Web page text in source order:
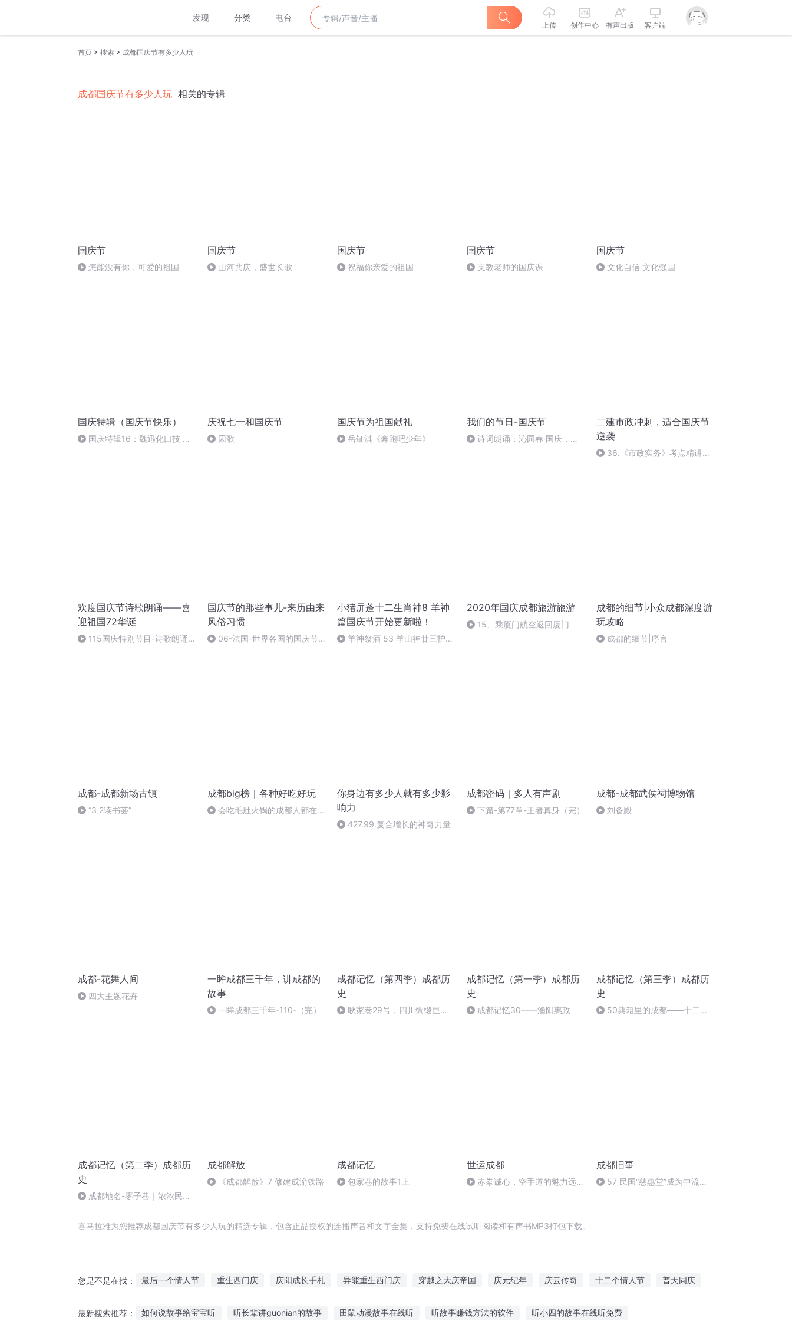
发现 分类 电台
上传 创作中心 有声出版 客户端
首页 > 搜索 > 成都国庆节有多少人玩
成都国庆节有多少人玩 相关的专辑
国庆节
怎能没有你，可爱的祖国
国庆节
山河共庆，盛世长歌
国庆节
祝福你亲爱的祖国
国庆节
支教老师的国庆课
国庆节
文化自信 文化强国
国庆特辑（国庆节快乐）
国庆特辑16：魏迅化口技 二
庆祝七一和国庆节
囚歌
国庆节为祖国献礼
岳钲淇《奔跑吧少年》
我们的节日-国庆节
诗词朗诵：沁园春·国庆，朗
二建市政冲刺，适合国庆节
逆袭
36.《市政实务》考点精讲第
欢度国庆节诗歌朗诵——喜
迎祖国72华诞
115国庆特别节目-诗歌朗诵-
国庆节的那些事儿-来历由来
风俗习惯
06-法国-世界各国的国庆节-
小猪屏蓬十二生肖神8 羊神
篇国庆节开始更新啦！
羊神祭酒 53 羊山神廿三护祭
2020年国庆成都旅游旅游
15、乘厦门航空返回厦门
成都的细节|小众成都深度游
玩攻略
成都的细节|序言
成都-成都新场古镇
“3 2读书荟”
成都big榜｜各种好吃好玩
会吃毛肚火锅的成都人都在往
你身边有多少人就有多少影
响力
427.99.复合增长的神奇力量
成都密码｜多人有声剧
下篇-第77章-王者真身（完）
成都-成都武侯祠博物馆
刘备殿
成都-花舞人间
四大主题花卉
一眸成都三千年，讲成都的
故事
一眸成都三千年-110-（完）
成都记忆（第四季）成都历
史
耿家巷29号，四川绸缎巨商
成都记忆（第一季）成都历
史
成都记忆30——渔阳惠政
成都记忆（第三季）成都历
史
50典籍里的成都——十二月
成都记忆（第二季）成都历
史
成都地名-枣子巷｜浓浓民国
成都解放
《成都解放》7 修建成渝铁路
成都记忆
包家巷的故事1上
世运成都
赤拳诚心，空手道的魅力远不
成都旧事
57 民国“慈惠堂”成为中流砥
喜马拉雅为您推荐成都国庆节有多少人玩的精选专辑，包含正品授权的连播声音和文字全集，支持免费在线试听阅读和有声书MP3打包下载。
您是不是在找： 最后一个情人节 重生西门庆 庆阳成长手札 异能重生西门庆 穿越之大庆帝国 庆元纪年 庆云传奇 十二个情人节 普天同庆
最新搜索推荐： 如何说故事给宝宝听 听长辈讲guonian的故事 田鼠动漫故事在线听 听故事赚钱方法的软件 听小四的故事在线听免费